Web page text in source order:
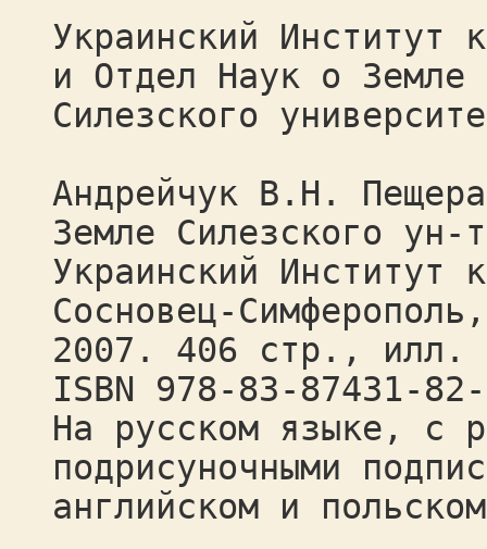
Украинский Институт
и Отдел Наук о Земле
Силезского
Андрейчук В.Н.
Земле Силезского ун-
Украинский Институт
Сосновец-Симферополь,
2007. 406 стр., илл.
ISBN 978-83-87431-
На русском языке, с
подрисуночными
английском и